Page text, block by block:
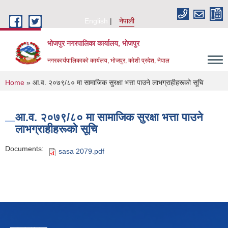
English
नेपाली
भोजपुर नगरपालिका कार्यालय, भाेजपुर
नगरकार्यपालिकाकाे कार्यलय, भाेजपुर, कोशी प्रदेश, नेपाल
You are here
Home » आ.व. २०७९/८० मा सामाजिक सुरक्षा भत्ता पाउने लाभग्राहीहरूको सूचि
आ.व. २०७९/८० मा सामाजिक सुरक्षा भत्ता पाउने
लाभग्राहीहरूको सूचि
Documents: sasa 2079.pdf